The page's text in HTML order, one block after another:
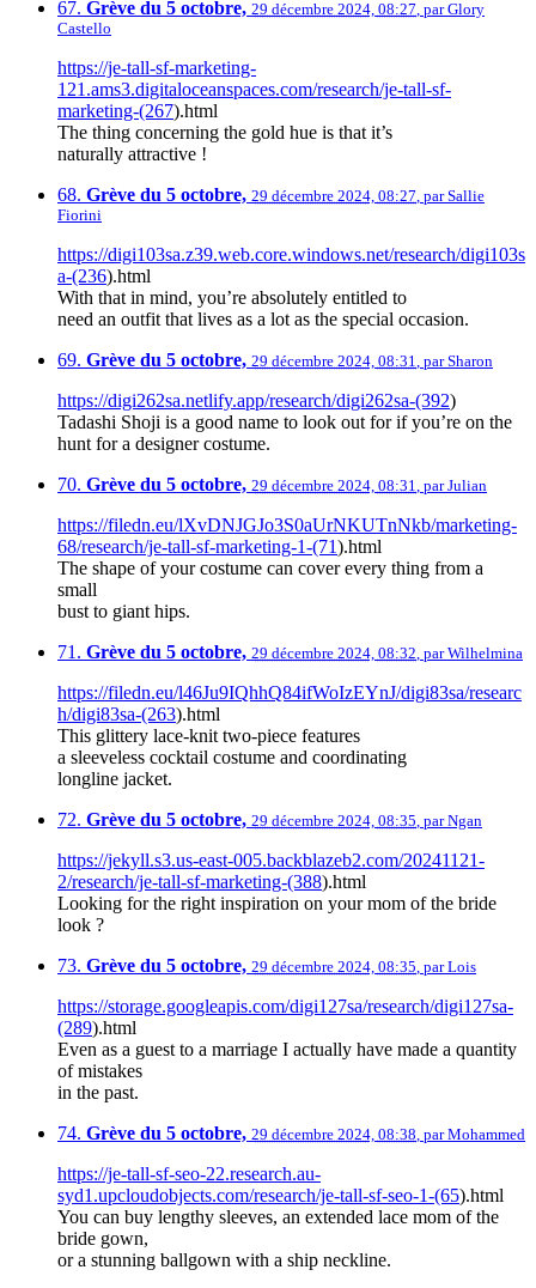
67. Grève du 5 octobre, 29 décembre 2024, 08:27 parGlory
Castello
https://je-tall-sf-marketing-
121.ams3.digitaloceanspaces.com/research/je-tall-sf-
marketing-(267).html
The thing concerning the gold hue is that it’s
naturally attractive !
68. Grève du 5 octobre, 29 décembre 2024, 08:27 parSallie
Fiorini
https://digi103sa.z39.web.core.windows.net/research/digi103s
a-(236).html
With that in mind, you’re absolutely entitled to
need an outfit that lives as a lot as the special occasion.
69. Grève du 5 octobre, 29 décembre 2024, 08:31 parSharon
https://digi262sa.netlify.app/research/digi262sa-(392)
Tadashi Shoji is a good name to look out for if you’re on the
hunt for a designer costume.
70. Grève du 5 octobre, 29 décembre 2024, 08:31 parJulian
https://filedn.eu/lXvDNJGJo3S0aUrNKUTnNkb/marketing-
68/research/je-tall-sf-marketing-1-(71).html
The shape of your costume can cover every thing from a
small
bust to giant hips.
71. Grève du 5 octobre, 29 décembre 2024, 08:32 parWilhelmina
https://filedn.eu/l46Ju9IQhhQ84ifWoIzEYnJ/digi83sa/researc
h/digi83sa-(263).html
This glittery lace-knit two-piece features
a sleeveless cocktail costume and coordinating
longline jacket.
72. Grève du 5 octobre, 29 décembre 2024, 08:35 parNgan
https://jekyll.s3.us-east-005.backblazeb2.com/20241121-
2/research/je-tall-sf-marketing-(388).html
Looking for the right inspiration on your mom of the bride
look ?
73. Grève du 5 octobre, 29 décembre 2024, 08:35 parLois
https://storage.googleapis.com/digi127sa/research/digi127sa-
(289).html
Even as a guest to a marriage I actually have made a quantity
of mistakes
in the past.
74. Grève du 5 octobre, 29 décembre 2024, 08:38 parMohammed
https://je-tall-sf-seo-22.research.au-
syd1.upcloudobjects.com/research/je-tall-sf-seo-1-(65).html
You can buy lengthy sleeves, an extended lace mom of the
bride gown,
or a stunning ballgown with a ship neckline.